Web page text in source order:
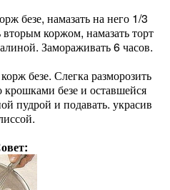
безе, намазать на него 1/3
коржом, намазать торт
Замораживать 6 часов.
безе. Слегка разморозить
крошками безе и оставшейся
пудрой и подавать. украсив